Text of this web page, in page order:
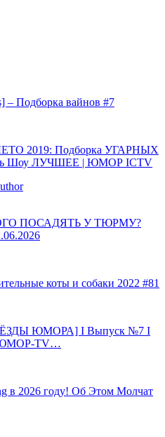
– Подборка вайнов #7
2019: Подборка УГАРНЫХ
Шоу ЛУЧШЕЕ | ЮМОР ICTV
ПОСАДЯТЬ У ТЮРМУ?
коты и собаки 2022 #81
ЮМОРА] I Выпуск №7 I
ЮМОР-TV…
2026 году! Об Этом Молчат